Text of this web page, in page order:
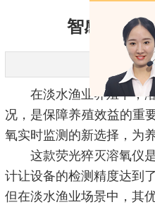
智感便携
在淡水渔业养殖中，
况，是保障养殖效益的重
氧实时监测的新选择，为
这款荧光猝灭溶氧仪
计让设备的检测精度达到
但在淡水渔业场景中，其